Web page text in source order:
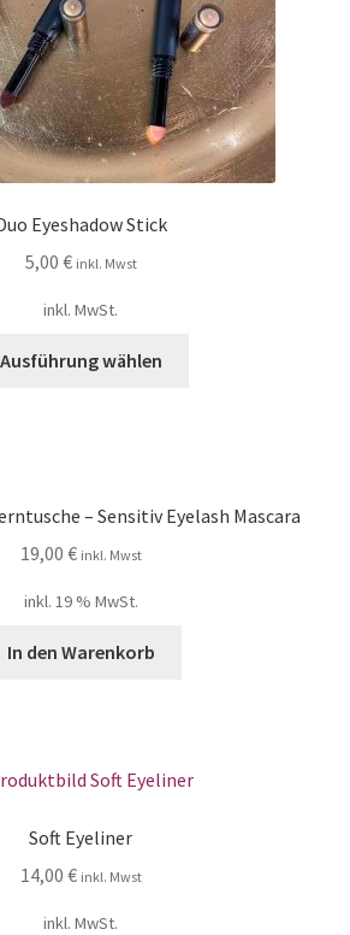
Eyeshadow Stick
5,00 € inkl. Mwst
inkl. MwSt.
Ausführung wählen
– Sensitiv Eyelash Mascara
19,00 € inkl. Mwst
inkl. 19 % MwSt.
In den Warenkorb
Soft Eyeliner
14,00 € inkl. Mwst
inkl. MwSt.